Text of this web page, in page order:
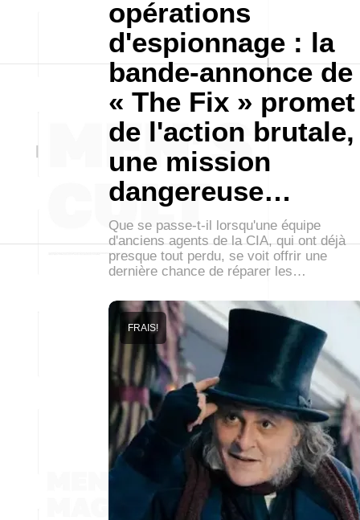
opérations
d'espionnage : la
bande-annonce de
« The Fix » promet
de l'action brutale,
une mission
dangereuse…
Que se passe-t-il lorsqu'une équipe
d'anciens agents de la CIA, qui ont déjà
presque tout perdu, se voit offrir une
dernière chance de réparer les…
FRAIS!